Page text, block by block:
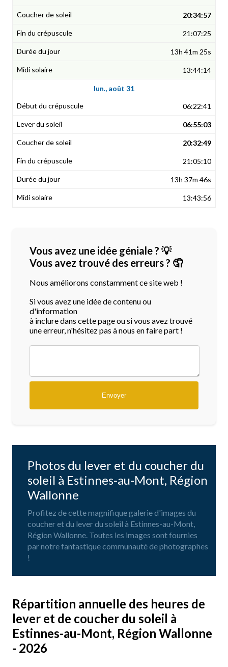
20:34:57
21:07:25
13h 41m 25s
13:44:14
lun., août 31
06:22:41
06:55:03
20:32:49
21:05:10
13h 37m 46s
13:43:56
Vous avez une idée géniale ? 💡
Vous avez trouvé des erreurs ? 🤦
Nous améliorons constamment ce site web !
Si vous avez une idée de contenu ou
d'information
à inclure dans cette page ou si vous avez trouvé
une erreur, n'hésitez pas à nous en faire part !
Photos du lever et du coucher du
soleil à Estinnes-au-Mont, Région
Wallonne
Profitez de cette magnifique galerie d'images du
coucher et du lever du soleil à Estinnes-au-Mont,
Région Wallonne. Toutes les images sont fournies
par notre fantastique communauté de photographes
!
Répartition annuelle des heures de
lever et de coucher du soleil à
Estinnes-au-Mont, Région Wallonne
- 2026